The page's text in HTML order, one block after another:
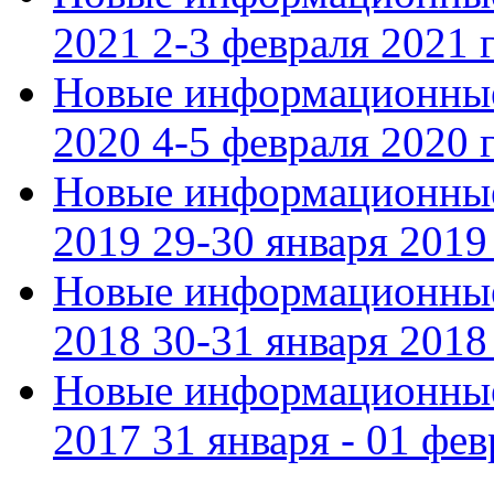
2021 2-3 февраля 2021
Новые
2020 4-5 февраля 2020
Новые
2019 29-30 января 2019
Новые
2018 30-31 января 2018
Новые
2017 31 января - 01